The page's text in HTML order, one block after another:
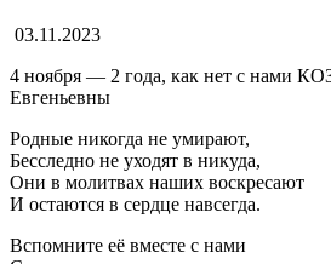
03.11.2023
4 ноября — 2 года, как нет с нами
Евгеньевны
Родные никогда не умирают,
Бесследно не уходят в никуда,
Они в молитвах наших воскресают
И остаются в сердце навсегда.
Вспомните её вместе с нами